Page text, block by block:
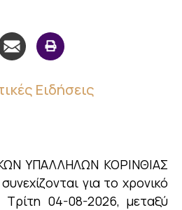
Ειδήσεις
ΥΠΑΛΛΗΛΩΝ ΚΟΡΙΝΘΙΑΣ
για το χρονικό
04-08-2026, μεταξύ